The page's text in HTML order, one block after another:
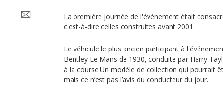
La première journée de l'événement était
c'est-à-dire celles construites avant 2001.
Le véhicule le plus ancien participant à
Bentley Le Mans de 1930, conduite par Harry
à la course.Un modèle de collection qui pourrait
mais ce n’est pas l’avis du conducteur du jour.